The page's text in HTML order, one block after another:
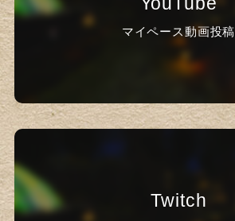
マイペース動画投稿
Twitch